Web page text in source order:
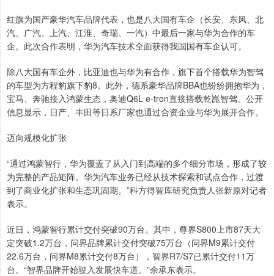
红旗为国产豪华汽车品牌代表，也是八大国有车企（长安、东风、北
汽、广汽、上汽、江淮、奇瑞、一汽）中最后一家与华为合作的车
企。此次合作表明，华为汽车技术全面获得我国国有车企认可。
除八大国有车企外，比亚迪也与华为有合作，旗下首个搭载华为智驾
的车型为方程豹旗下豹8。此外，德系豪华品牌BBA也纷纷拥抱华为，
宝马、奔驰接入鸿蒙生态，奥迪Q6L e-tron直接搭载乾崑智驾。公开
信息显示，日产、丰田等日系厂家也通过合资企业与华为展开合作。
迈向规模化扩张
“通过鸿蒙智行，华为覆盖了从入门到高端的多个细分市场，形成了较
为完整的产品矩阵。华为汽车业务已经从技术探索和试点合作，过渡
到了商业化扩张和生态巩固期。”科方得智库研究负责人张新原对记者
表示。
近日，鸿蒙智行累计交付突破90万台。其中，尊界S800上市87天大
定突破1.2万台，问界品牌累计交付突破75万台（问界M9累计交付
22.6万台，问界M8累计交付8万台），智界R7/S7已累计交付11万
台。“智界品牌开始驶入发展快车道。”余承东表示。